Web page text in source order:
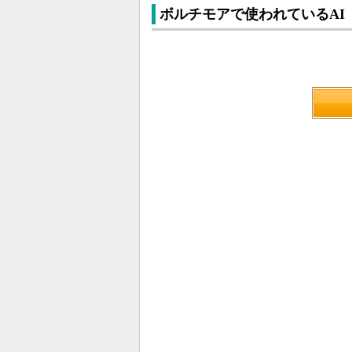
ボルチモアで使われているAI